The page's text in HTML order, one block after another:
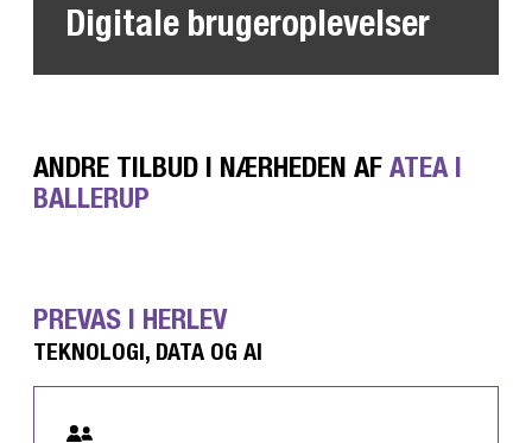
Digitale brugeroplevelser
ANDRE TILBUD I NÆRHEDEN AF ATEA I
BALLERUP
PREVAS I HERLEV
TEKNOLOGI, DATA OG AI